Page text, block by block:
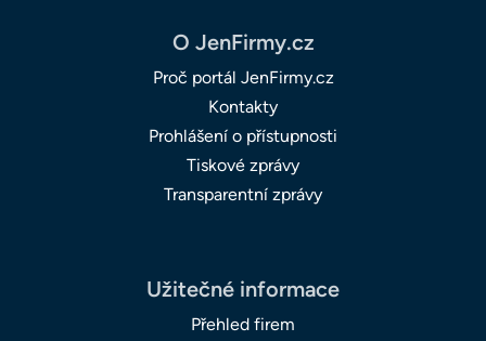
O JenFirmy.cz
Proč portál JenFirmy.cz
Kontakty
Prohlášení o přístupnosti
Tiskové zprávy
Transparentní zprávy
Užitečné informace
Přehled firem